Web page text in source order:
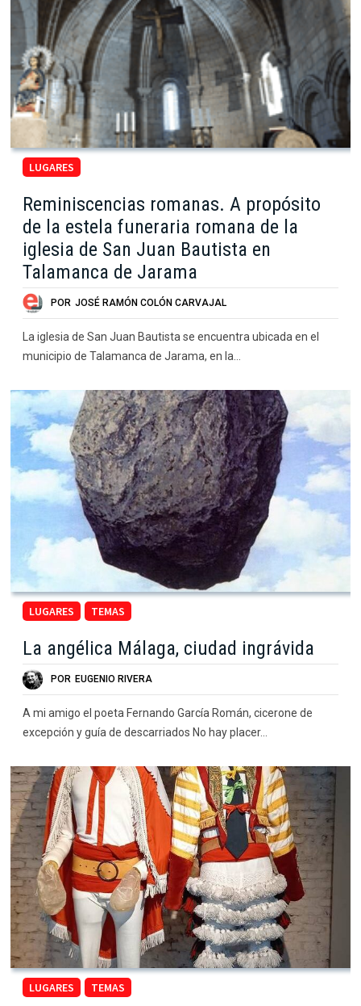
LUGARES
Reminiscencias romanas. A propósito
de la estela funeraria romana de la
iglesia de San Juan Bautista en
Talamanca de Jarama
POR JOSÉ RAMÓN COLÓN CARVAJAL
La iglesia de San Juan Bautista se encuentra ubicada en el
municipio de Talamanca de Jarama, en la…
LUGARES TEMAS
La angélica Málaga, ciudad ingrávida
POR EUGENIO RIVERA
A mi amigo el poeta Fernando García Román, cicerone de
excepción y guía de descarriados No hay placer…
LUGARES TEMAS